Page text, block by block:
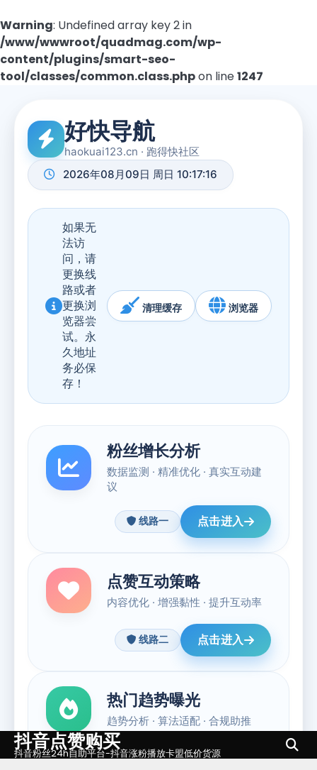
Warning: Undefined array key 2 in
/www/wwwroot/quadmag.com/wp-
content/plugins/smart-seo-
tool/classes/common.class.phpon line1247
Skip
to
抖音点赞购买
抖音粉丝24h自助平台-抖音涨粉播放卡盟低价货源